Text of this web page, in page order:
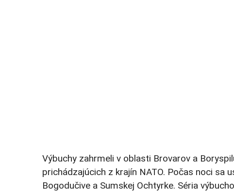
Výbuchy zahrmeli v oblasti Brovarov a
prichádzajúcich z krajín NATO. Počas noci sa
Bogodučive a Sumskej Ochtyrke. Séria